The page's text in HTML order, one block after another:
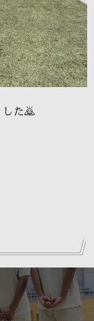
した🙇